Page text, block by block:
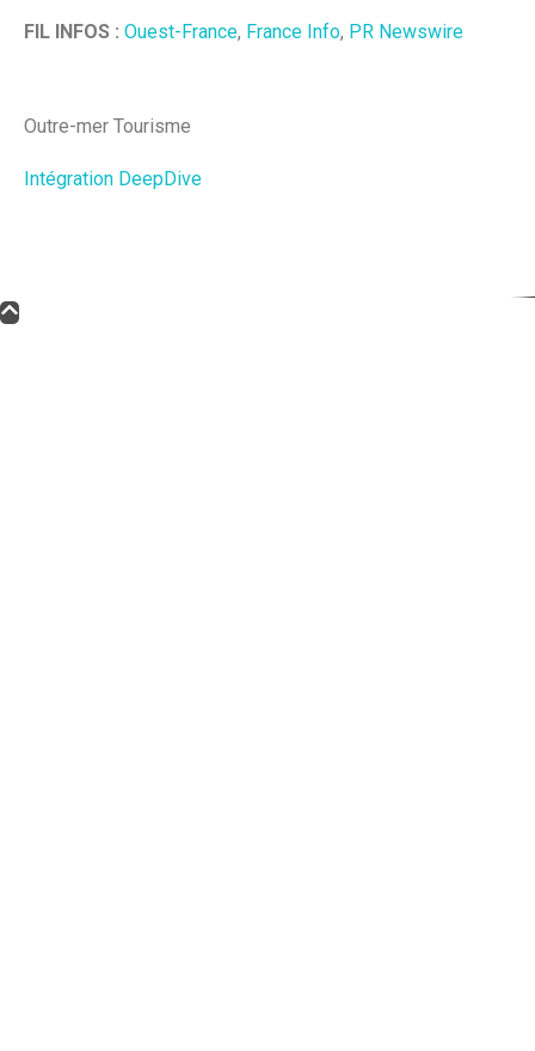
FIL INFOS : Ouest-France, France Info, PR Newswire
Outre-mer Tourisme
Intégration DeepDive